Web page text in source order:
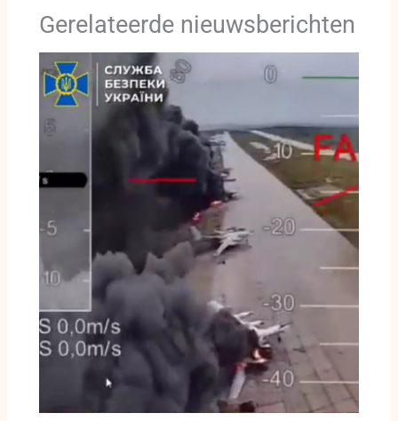
Gerelateerde nieuwsberichten